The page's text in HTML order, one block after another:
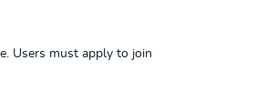
Users must apply to join